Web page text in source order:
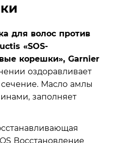
для волос против
«SOS-
корешки», Garnier
оздоравливает
Масло амлы
заполняет